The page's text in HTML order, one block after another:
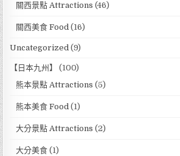
關西景點 Attractions (46)
關西美食 Food (16)
Uncategorized (9)
【日本九州】
(100)
熊本景點 Attractions (5)
熊本美食 Food (1)
大分景點 Attractions (2)
大分美食 (1)